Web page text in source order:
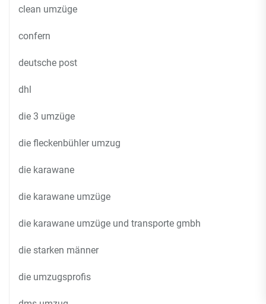
clean umzüge
confern
deutsche post
dhl
die 3 umzüge
die fleckenbühler umzug
die karawane
die karawane umzüge
die karawane umzüge und transporte gmbh
die starken männer
die umzugsprofis